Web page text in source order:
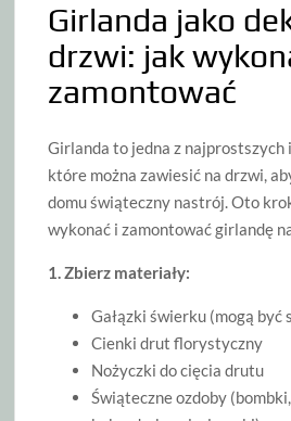
Girlanda jako
drzwi: jak
zamontować
Girlanda to jedna z najprostszych
które można zawiesić na drzwi,
domu świąteczny nastrój. Oto
wykonać i zamontować girlandę
1. Zbierz materiały:
Gałązki świerku (mogą być
Cienki drut florystyczny
Nożyczki do cięcia drutu
Świąteczne ozdoby